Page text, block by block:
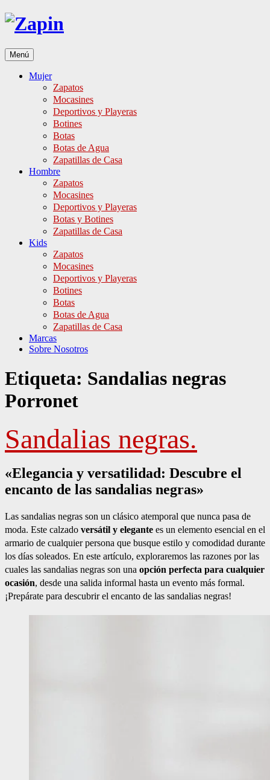
Ir
Menú
Mujer
Zapatos
Mocasines
Deportivos y Playeras
Botines
Botas
Botas de Agua
Zapatillas de Casa
Hombre
Zapatos
Mocasines
Deportivos y Playeras
Botas y Botines
Zapatillas de Casa
Kids
Zapatos
Mocasines
Deportivos y Playeras
Botines
Botas
Botas de Agua
Zapatillas de Casa
Marcas
Sobre Nosotros
Etiqueta: Sandalias negras
Porronet
Sandalias negras.
«Elegancia y versatilidad: Descubre el
encanto de las sandalias negras»
Las sandalias negras son un clásico atemporal que nunca pasa de
moda. Este calzado versátil y elegante es un elemento esencial en el
armario de cualquier persona que busque estilo y comodidad durante
los días soleados. En este artículo, exploraremos las razones por las
cuales las sandalias negras son una opción perfecta para cualquier
ocasión, desde una salida informal hasta un evento más formal.
¡Prepárate para descubrir el encanto de las sandalias negras!